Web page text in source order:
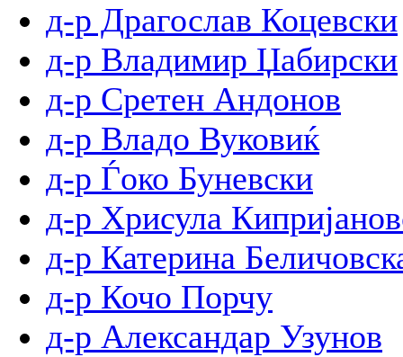
д-р Драгослав Коцевски
д-р Владимир Џабирски
д-р Сретен Андонов
д-р Владо Вуковиќ
д-р Ѓоко Буневски
д-р Хрисула
д-р Катерина
д-р Кочо Порчу
д-р Александар Узунов